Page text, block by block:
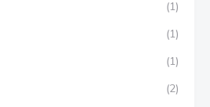
(1)
(1)
(1)
(2)